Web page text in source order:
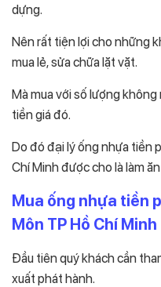
dựng.
Nên rất tiện lợi cho những
mua lẻ, sửa chữa lặt vặt.
Mà mua với số lượng
tiền giá đó.
Do đó đại lý ống nhựa tiền
Chí Minh được cho là làm
Mua ống nhựa tiền
Môn TP Hồ Chí Minh
Đầu tiên quý khách cần
xuất phát hành.